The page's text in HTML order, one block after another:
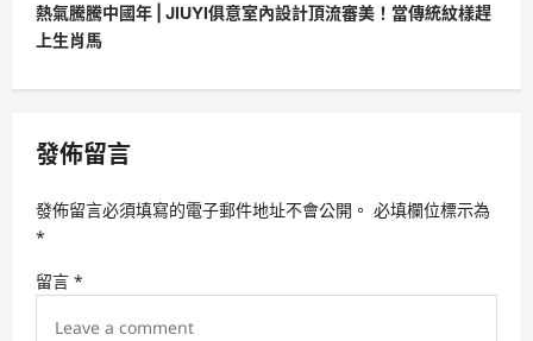
n
a
v
g
a
t
i
熱氣騰騰中國年 | JIUYI俱意室內設計頂流審美！當傳統紋樣趕
上生肖馬
發佈留言
發佈留言必須填寫的電子郵件地址不會公開。 必填欄位標示為
*
留言 *